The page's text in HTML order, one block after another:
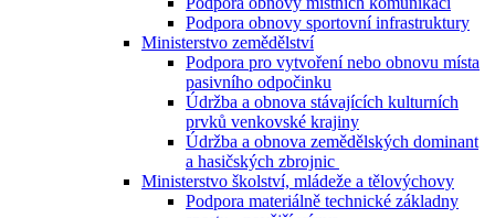
Podpora obnovy sportovní infrastruktury
Ministerstvo zemědělství
Podpora pro vytvoření nebo obnovu místa
pasivního odpočinku
Údržba a obnova stávajících kulturních
prvků venkovské krajiny
Údržba a obnova zemědělských dominant
a hasičských zbrojnic
Ministerstvo školství, mládeže a tělovýchovy
Podpora materiálně technické základny